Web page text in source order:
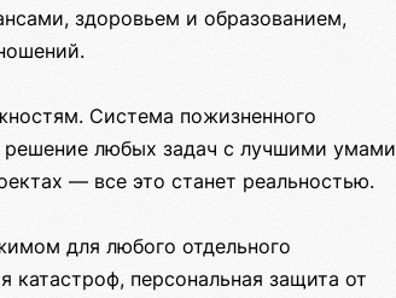
здоровьем и образованием,
Система пожизненного
решение любых задач с лучшими умами
— все это станет реальностью.
для любого отдельного
катастроф, персональная защита от